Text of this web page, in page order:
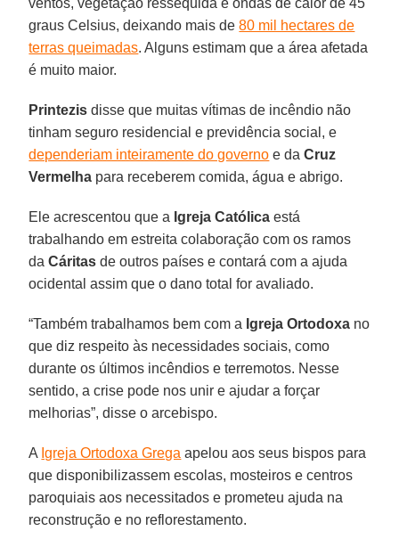
graus Celsius, deixando mais de80 mil hectares de
terras queimadas. Alguns estimam que a área afetada
é muito maior.
Printezis disse que muitas vítimas de incêndio não
tinham seguro residencial e previdência social, e
dependeriam inteiramente do governo e daCruz
Vermelha para receberem comida, água e abrigo.
Ele acrescentou que a Igreja Católica está
trabalhando em estreita colaboração com os ramos
daCáritas de outros países e contará com a ajuda
ocidental assim que o dano total for avaliado.
“Também trabalhamos bem com a Igreja Ortodoxa no
que diz respeito às necessidades sociais, como
durante os últimos incêndios e terremotos. Nesse
sentido, a crise pode nos unir e ajudar a forçar
melhorias”, disse o arcebispo.
A Igreja Ortodoxa Grega apelou aos seus bispos para
que disponibilizassem escolas, mosteiros e centros
paroquiais aos necessitados e prometeu ajuda na
reconstrução e no reflorestamento.